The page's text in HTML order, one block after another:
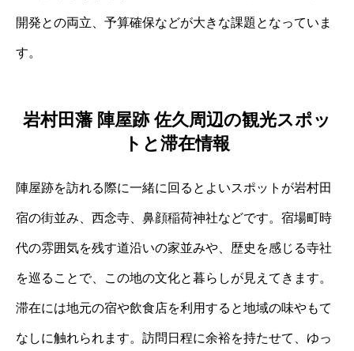
開発との両立、予算確保などが大きな課題となっていま
す。
岩村田藩 陣屋跡 佐久周辺の観光スポッ
トと滞在情報
陣屋跡を訪れる際に一緒に回るとよいスポットが岩村田
宿の街並み、西念寺、鼻顔稲荷神社などです。宿場町時
代の雰囲気を残す道沿いの家並みや、歴史を感じる寺社
を巡ることで、この地の文化と暮らしが見えてきます。
滞在には地元の宿や飲食店を利用すると地域の味やもて
なしに触れられます。訪問日程に余裕を持たせて、ゆっ